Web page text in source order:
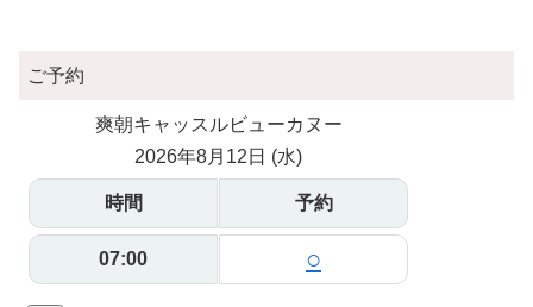
ご予約
爽朝キャッスルビューカヌー
2026年8月12日 (水)
時間 予約
07:00 ○